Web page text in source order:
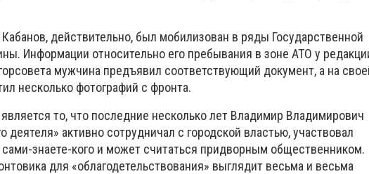
действительно, был мобилизован в ряды Государственной
Информации относительно его пребывания в зоне АТО у
мужчина предъявил соответствующий документ, а на
несколько фотографий с фронта.
то, что последние несколько лет Владимир Владимирович
деятеля» активно сотрудничал с городской властью, участвовал
сами-знаете-кого и может считаться придворным общественником.
для «облагодетельствования» выглядит весьма и весьма